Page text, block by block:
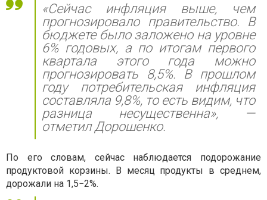
«Сейчас инфляция выше, чем
прогнозировало правительство. В
бюджете было заложено на уровне
6% годовых, а по итогам первого
квартала этого года можно
прогнозировать 8,5%. В прошлом
году потребительская инфляция
составляла 9,8%, то есть видим, что
разница несущественна», —
отметил Дорошенко.
По его словам, сейчас наблюдается подорожание
продуктовой корзины. В месяц продукты в среднем,
дорожали на 1,5−2%.